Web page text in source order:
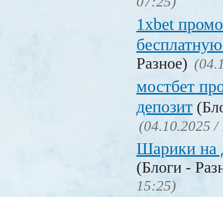
1xbet
Разное)
мостбет
депозит
(04.10.2025 /
Шарики на
(Блоги -
15:25)